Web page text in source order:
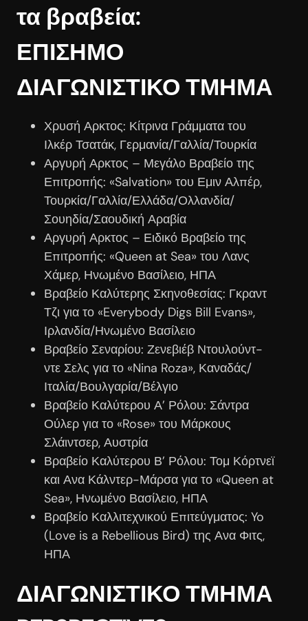
τα βραβεία:
ΕΠΙΣΗΜΟ
ΔΙΑΓΩΝΙΣΤΙΚΟ ΤΜΗΜΑ
Χρυσή Αρκτος: Κίτρινα Γράμματα του
Ιλκέρ Τσατάκ, Γερμανία/Γαλλία/Τουρκία
Αργυρή Αρκτος – Μεγάλο Βραβείο της
Επιτροπής: «Salvation» του Εμιν Αλπέρ,
Τουρκία/Γαλλία/Ελλάδα/Ολλανδία/
Σουηδία/Σαουδική Αραβία
Αργυρή Αρκτος – Ειδικό Βραβείο της
Επιτροπής: «Queen at Sea» του Λανς
Χάμερ, Ηνωμένο Βασίλειο, ΗΠΑ
Βραβείο Καλύτερης Σκηνοθεσίας: Γκραντ
Τζι για το «Everybody Digs Bill Evans»,
Ιρλανδία/Ηνωμένο Βασίλειο
Βραβείο Σεναρίου: Ζενεβιέβ Ντουλούντ-
ντε Σελς για το «Nina Roza», Καναδάς/
Ιταλία/Βουλγαρία/Βέλγιο
Βραβείο Καλύτερου Α’ Ρόλου: Σάντρα
Ούλερ για το «Rose» του Μάρκους
Σλάιντσερ, Αυστρία
Βραβείο Καλύτερου Β’ Ρόλου: Τομ Κόρτνεϊ
και Ανα Κάλντερ-Μάρσα για το «Queen at
Sea», Ηνωμένο Βασίλειο, ΗΠΑ
Βραβείο Καλλιτεχνικού Επιτεύγματος: Yo
(Love is a Rebellious Bird) της Ανα Φιτς,
ΗΠΑ
ΔΙΑΓΩΝΙΣΤΙΚΟ ΤΜΗΜΑ